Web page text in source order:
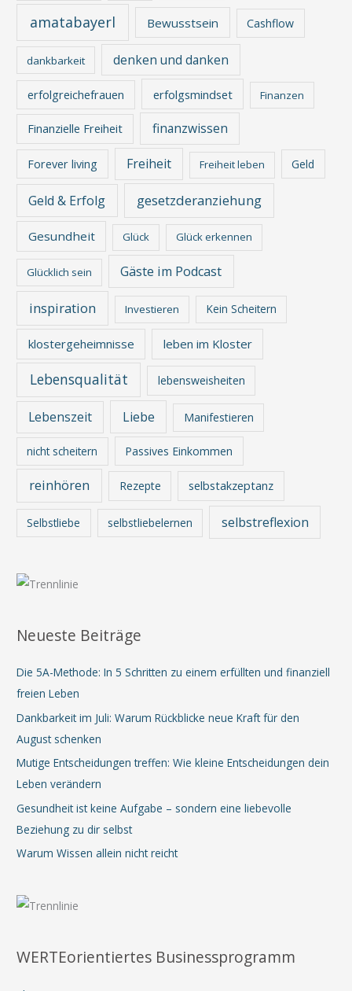
amatabayerl Bewusstsein Cashflow
dankbarkeit denken und danken
erfolgreichefrauen erfolgsmindset Finanzen
Finanzielle Freiheit finanzwissen
Forever living Freiheit Freiheit leben Geld
Geld & Erfolg gesetzderanziehung
Gesundheit Glück Glück erkennen
Glücklich sein Gäste im Podcast
inspiration Investieren Kein Scheitern
klostergeheimnisse leben im Kloster
Lebensqualität lebensweisheiten
Lebenszeit Liebe Manifestieren
nicht scheitern Passives Einkommen
reinhören Rezepte selbstakzeptanz
Selbstliebe selbstliebelernen selbstreflexion
Neueste Beiträge
Die 5A-Methode: In 5 Schritten zu einem erfüllten und finanziell
freien Leben
Dankbarkeit im Juli: Warum Rückblicke neue Kraft für den
August schenken
Mutige Entscheidungen treffen: Wie kleine Entscheidungen dein
Leben verändern
Gesundheit ist keine Aufgabe – sondern eine liebevolle
Beziehung zu dir selbst
Warum Wissen allein nicht reicht
WERTEorientiertes Businessprogramm